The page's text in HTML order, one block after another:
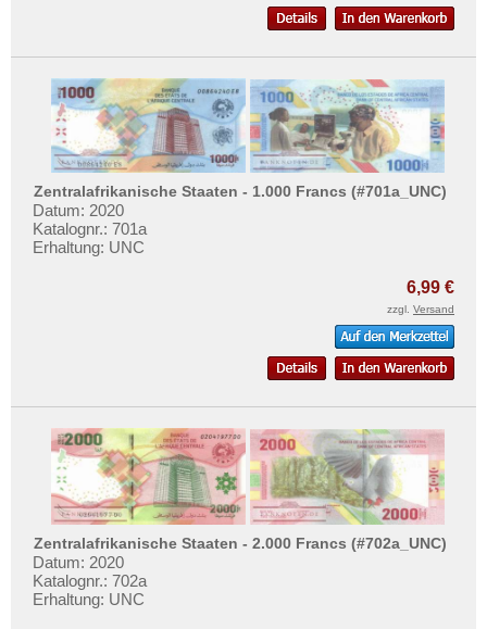
Zentralafrikanische Staaten - 1.000 Francs (#701a_UNC)
Datum: 2020
Katalognr.: 701a
Erhaltung: UNC
6,99 €
zzgl. Versand
Zentralafrikanische Staaten - 2.000 Francs (#702a_UNC)
Datum: 2020
Katalognr.: 702a
Erhaltung: UNC